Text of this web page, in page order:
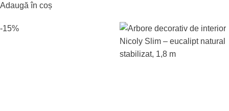
Adaugă în coș
-15%